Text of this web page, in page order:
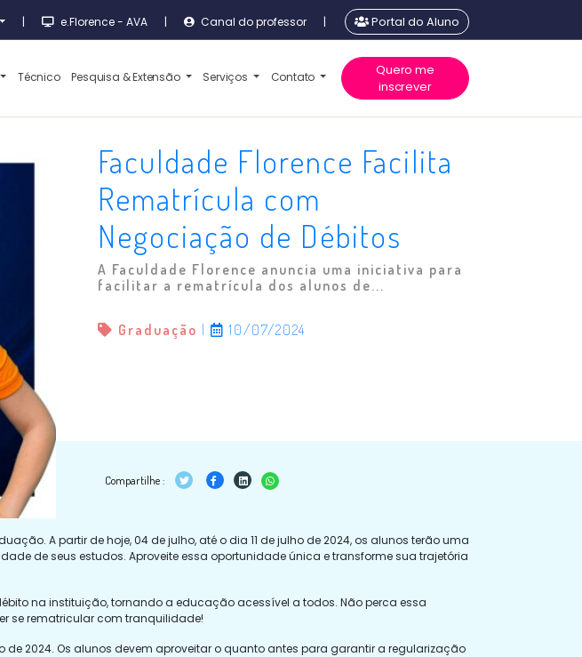
| e.Florence - AVA | Canal do professor | Portal do Aluno
Técnico Pesquisa & Extensão Serviços Contato
Quero me
inscrever
Faculdade Florence Facilita
Rematrícula com
Negociação de Débitos
A Faculdade Florence anuncia uma iniciativa para
facilitar a rematrícula dos alunos de...
Graduação 10/07/2024
Compartilhe :
A partir de hoje, 04 de julho, até o dia 11 de julho de 2024, os alunos terão uma
de seus estudos. Aproveite essa oportunidade única e transforme sua trajetória
na instituição, tornando a educação acessível a todos. Não perca essa
se rematricular com tranquilidade!
2024. Os alunos devem aproveitar o quanto antes para garantir a regularização